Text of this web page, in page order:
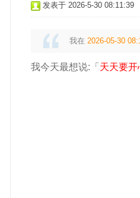
发表于 2026-5-30 08:11:39
我在 2026-05-30
我今天最想说:「 天天要开